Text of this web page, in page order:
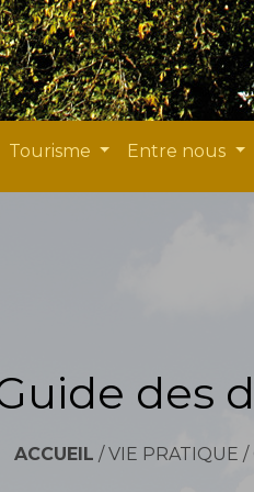
Tourisme Entre nous
des
ACCUEIL /VIE PRATIQUE /